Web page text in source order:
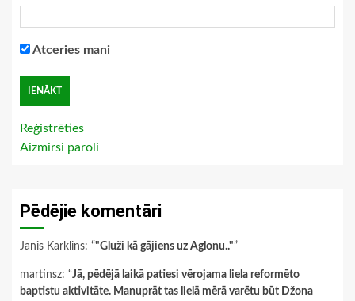
Atceries mani
Reģistrēties
Aizmirsi paroli
Pēdējie komentāri
Janis Karklins: “"Gluži kā gājiens uz Aglonu.."”
martinsz: “Jā, pēdējā laikā patiesi vērojama liela reformēto
baptistu aktivitāte. Manuprāt tas lielā mērā varētu būt Džona